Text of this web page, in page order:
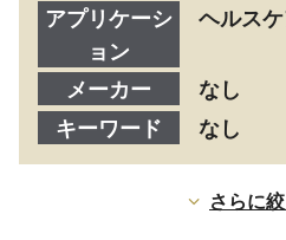
アプリケーシ
ョン
ヘルス
メーカー
なし
キーワード
なし
さらに